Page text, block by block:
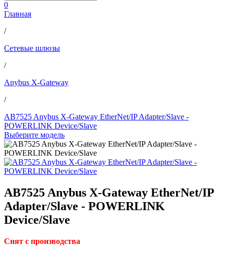
0
Главная
/
Сетевые шлюзы
/
Anybus X-Gateway
/
AB7525 Anybus X-Gateway EtherNet/IP Adapter/Slave -
POWERLINK Device/Slave
Выберите модель
AB7525 Anybus X-Gateway EtherNet/IP
Adapter/Slave - POWERLINK
Device/Slave
Снят с производства